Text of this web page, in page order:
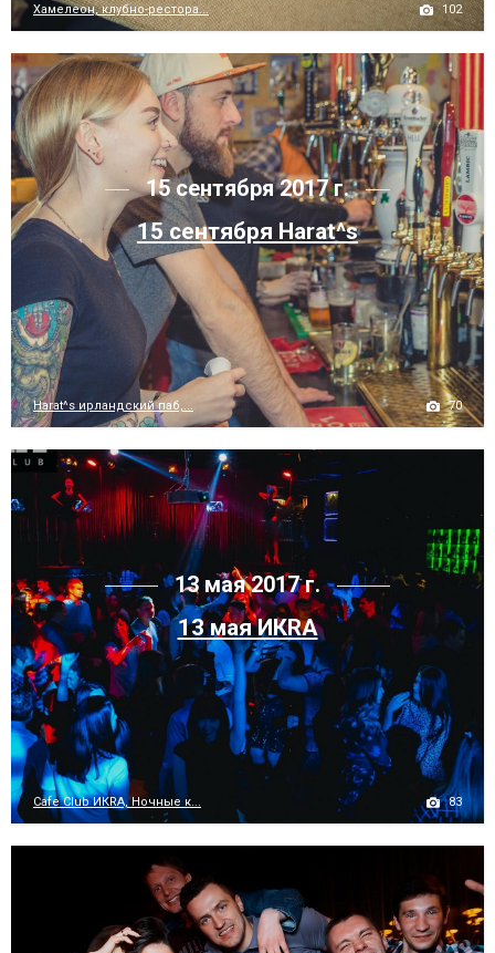
Хамелеон, клубно-рестора... 102
15 сентября 2017 г.
15 сентября Harat^s
Harat^s ирландский паб,... 70
13 мая 2017 г.
13 мая ИКRA
Cafe Club ИКRA, Ночные к... 83